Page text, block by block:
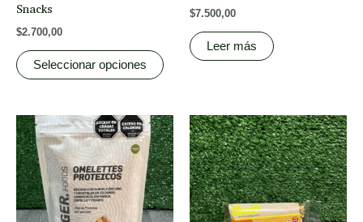
Snacks
$2.700,00
Seleccionar opciones
product
$7.500,00
Leer más